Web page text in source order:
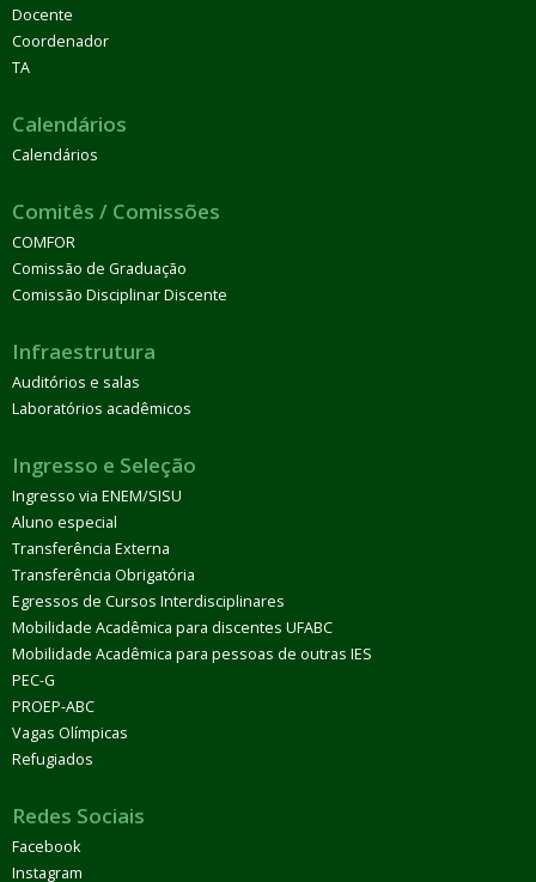
Docente
Coordenador
TA
Calendários
Calendários
Comitês / Comissões
COMFOR
Comissão de Graduação
Comissão Disciplinar Discente
Infraestrutura
Auditórios e salas
Laboratórios acadêmicos
Ingresso e Seleção
Ingresso via ENEM/SISU
Aluno especial
Transferência Externa
Transferência Obrigatória
Egressos de Cursos Interdisciplinares
Mobilidade Acadêmica para discentes UFABC
Mobilidade Acadêmica para pessoas de outras IES
PEC-G
PROEP-ABC
Vagas Olímpicas
Refugiados
Redes Sociais
Facebook
Instagram